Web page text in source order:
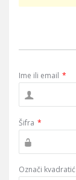
Ime ili email *
Šifra *
Označi kvadratić